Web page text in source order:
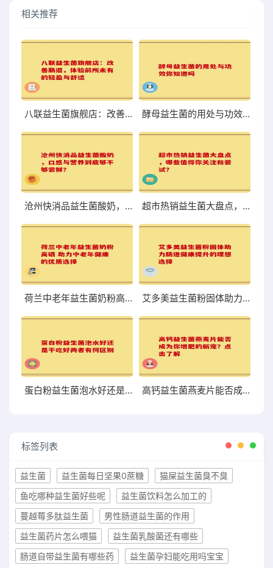
相关推荐
八联益生菌旗舰店：改善肠道，体验前所未有的轻盈与舒适 酵母益生菌的用处与功效你知道吗
沧州快消品益生菌酸奶，口感与营养到底够不够尝鲜？ 超市热销益生菌大盘点，哪些值得你关注和尝试？
荷兰中老年益生菌奶粉高硒 助力中老年健康的优质选择 艾多美益生菌粉固体助力肠道健康提升的理想选择
蛋白粉益生菌泡水好还是干吃好两者有何区别 高钙益生菌燕麦片能否成为你增肥的新宠？点击了解
标签列表
益生菌 益生菌每日坚果0蔗糖
猫屎益生菌臭不臭
鱼吃哪种益生菌好些呢
益生菌饮料怎么加工的
蔓越莓多肽益生菌
男性肠道益生菌的作用
益生菌药片怎么喂猫
益生菌乳酸菌还有哪些
肠道自带益生菌有哪些药
益生菌孕妇能吃用吗宝宝